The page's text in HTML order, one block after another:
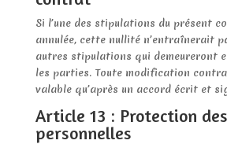
Si l’une des stipulations du présent
annulée, cette nullité n’entraînerait
autres stipulations qui demeureront
les parties. Toute modification
valable qu’après un accord écrit et
Article 13 : Protection
personnelles